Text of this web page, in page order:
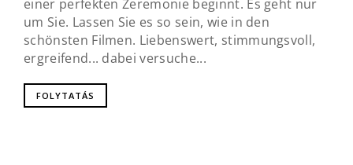
einer perfekten Zeremonie beginnt. Es geht nur
um Sie. Lassen Sie es so sein, wie in den
schönsten Filmen. Liebenswert, stimmungsvoll,
ergreifend... dabei versuche...
FOLYTATÁS